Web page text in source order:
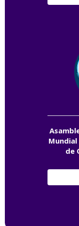
de